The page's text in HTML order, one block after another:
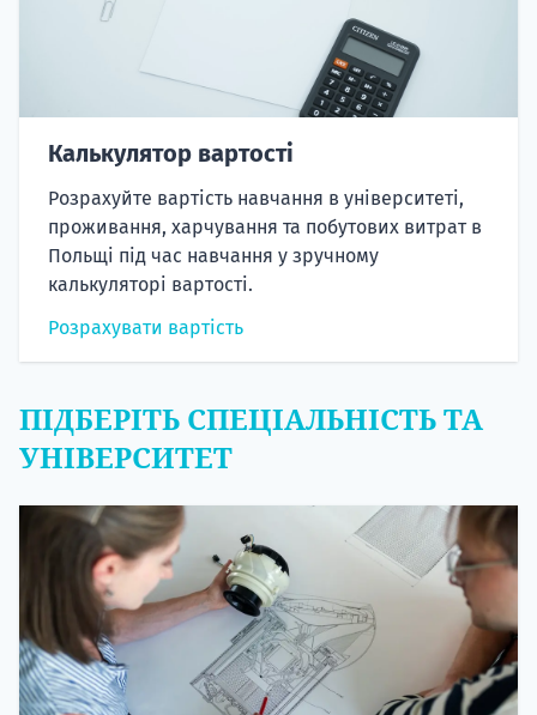
Калькулятор вартості
Розрахуйте вартість навчання в університеті,
проживання, харчування та побутових витрат в
Польщі під час навчання у зручному
калькуляторі вартості.
Розрахувати вартість
ПІДБЕРІТЬ СПЕЦІАЛЬНІСТЬ ТА
УНІВЕРСИТЕТ